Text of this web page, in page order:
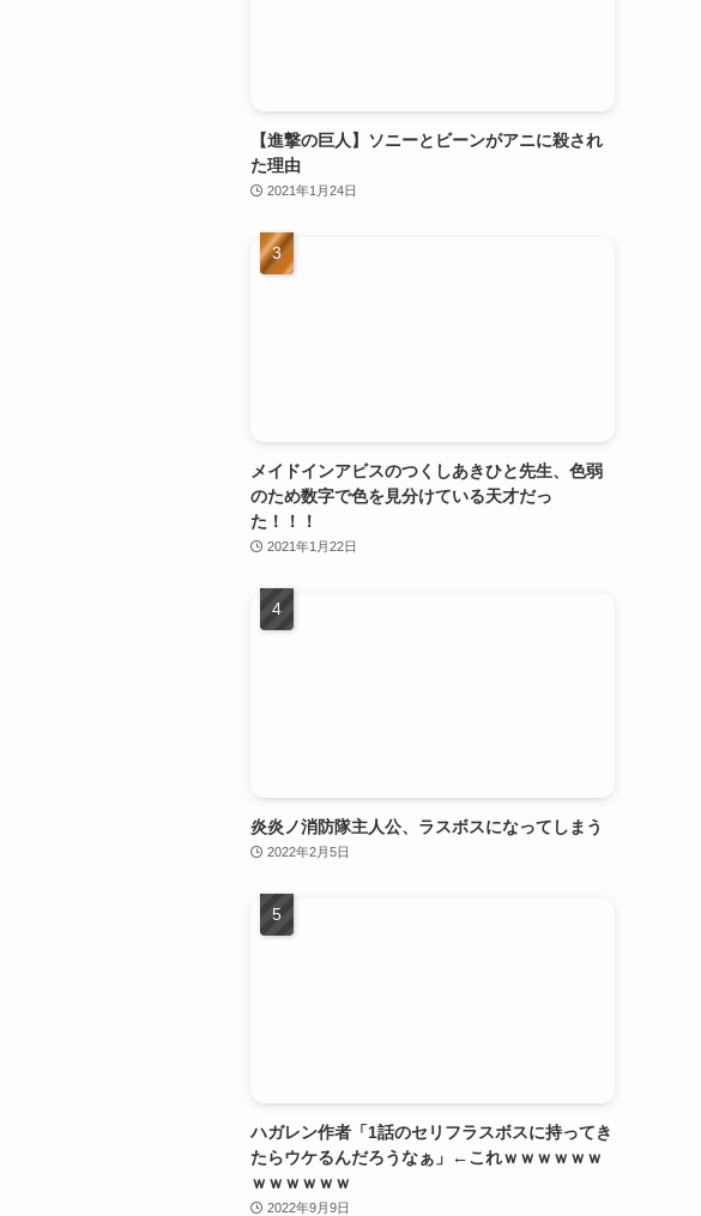
【進撃の巨人】ソニーとビーンがアニに殺され
た理由
2021年1月24日
メイドインアビスのつくしあきひと先生、色弱
のため数字で色を見分けている天才だっ
た！！！
2021年1月22日
炎炎ノ消防隊主人公、ラスボスになってしまう
2022年2月5日
ハガレン作者「1話のセリフラスボスに持ってき
たらウケるんだろうなぁ」←これｗｗｗｗｗｗ
ｗｗｗｗｗｗ
2022年9月9日